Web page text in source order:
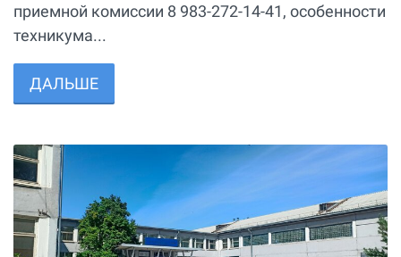
приемной комиссии 8 983-272-14-41, особенности
техникума...
ДАЛЬШЕ